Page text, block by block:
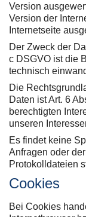
Version
Version der
Internetseite
Der Zweck der
c DSGVO ist die
technisch
Die
Daten ist Art. 6
berechtigten
unseren
Es findet keine
Anfragen oder
Protokolldateien
Cookies
Bei Cookies